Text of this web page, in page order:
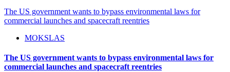
The US government wants to bypass environmental laws for
commercial launches and spacecraft reentries
MOKSLAS
The US government wants to bypass environmental laws for
commercial launches and spacecraft reentries